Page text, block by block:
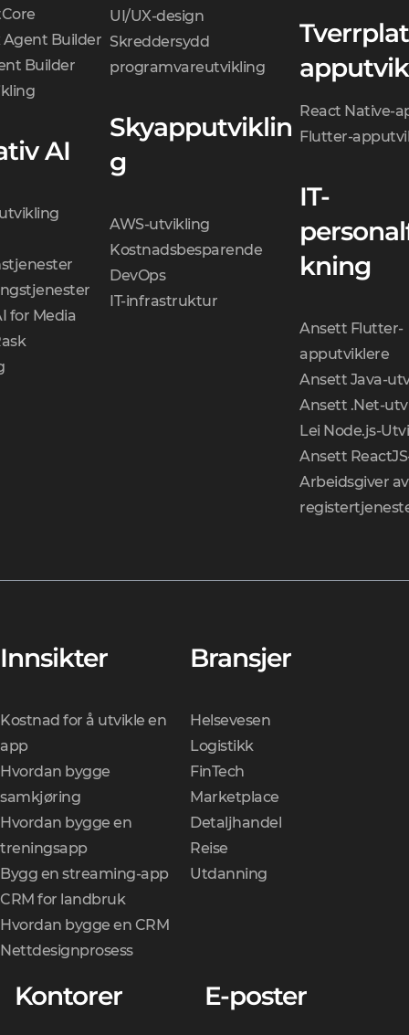
Agent Builder
Builder
AI
for Media
UI/UX-design
Skreddersydd
programvareutvikling
Skyapputviklin
g
AWS-utvikling
Kostnadsbesparende
DevOps
IT-infrastruktur
React Native-
Flutter-
IT-
kning
Ansett Flutter-
apputviklere
Ansett Java-
Ansett .Net-
Lei Node.js-
Ansett
Arbeidsgiver av
Innsikter
Kostnad for å utvikle en
app
Hvordan bygge
samkjøring
Hvordan bygge en
treningsapp
Bygg en streaming-app
CRM for landbruk
Hvordan bygge en CRM
Nettdesignprosess
Bransjer
Helsevesen
Logistikk
FinTech
Marketplace
Detaljhandel
Reise
Utdanning
Kontorer E-poster